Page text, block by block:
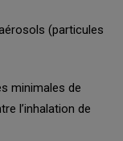
(particules
minimales de
l’inhalation de